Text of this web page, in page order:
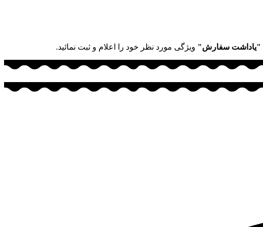
"یاداشت سفارش" ویژگی مورد نظر خود را اعلام و ثبت نمائید.